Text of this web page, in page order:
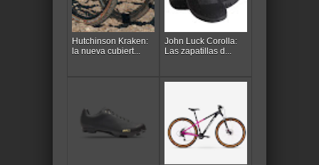
Hutchinson Kraken:
la nueva cubiert...
John Luck Corolla:
Las zapatillas d...